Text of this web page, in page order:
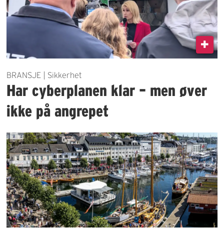
BRANSJE | Sikkerhet
Har cyberplanen klar – men øver
ikke på angrepet